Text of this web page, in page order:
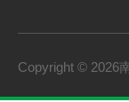
Copyright © 2026